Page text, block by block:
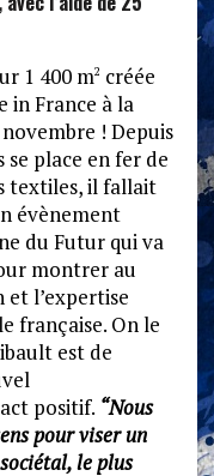
1 400 m2 créée
in France à la
! Depuis
se place en fer de
textiles, il fallait
évènement
du Futur qui va
montrer au
l’expertise
française. On le
est de
positif. “Nous
pour viser un
le plus